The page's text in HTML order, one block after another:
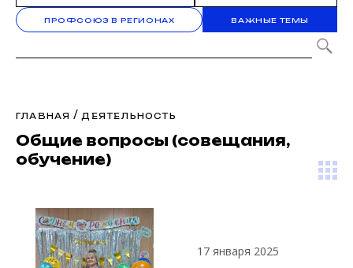
ПРОФСОЮЗ В РЕГИОНАХ ВАЖНЫЕ ТЕМЫ
ГЛАВНАЯ /ДЕЯТЕЛЬНОСТЬ
Общие вопросы (совещания,
обучение)
17 января 2025